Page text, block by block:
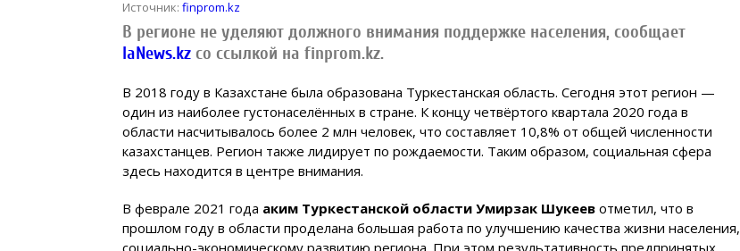
Источник: finprom.kz
В регионе не уделяют должного внимания поддержке населения, сообщает
IaNews.kz со ссылкой на finprom.kz.
В 2018 году в Казахстане была образована Туркестанская область. Сегодня этот регион —
один из наиболее густонаселённых в стране. К концу четвёртого квартала 2020 года в
области насчитывалось более 2 млн человек, что составляет 10,8% от общей численности
казахстанцев. Регион также лидирует по рождаемости. Таким образом, социальная сфера
здесь находится в центре внимания.
В феврале 2021 года аким Туркестанской области Умирзак Шукеев отметил, что в
прошлом году в области проделана большая работа по улучшению качества жизни населения,
социально-экономическому развитию региона. При этом результативность предпринятых